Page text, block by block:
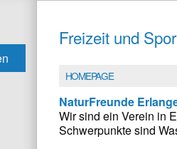
Freizeit und
HOMEPAGE
NaturFreunde
Wir sind ein Verein in
Schwerpunkte sind